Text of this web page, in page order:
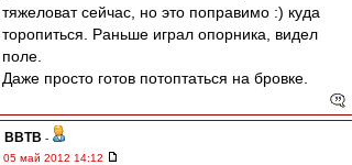
тяжеловат сейчас, но это поправимо :) куда
торопиться. Раньше играл опорника, видел
поле.
Даже просто готов потоптаться на бровке.
ВВТВ -
05 май 2012 14:12